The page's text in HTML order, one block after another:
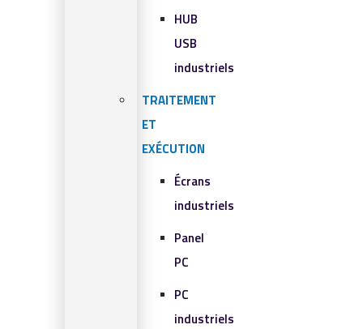
HUB
USB
industriels
TRAITEMENT
ET
EXÉCUTION
Écrans
industriels
Panel
PC
PC
industriels